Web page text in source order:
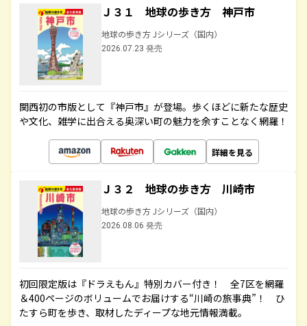
Ｊ３１ 地球の歩き方 神戸市
地球の歩き方 Jシリーズ（国内）
2026.07.23 発売
関西初の市版として『神戸市』が登場。歩くほどに新たな歴史
や文化、雑学に出合える奥深い町の魅力を余すことなく網羅！
詳細を見る
Ｊ３２ 地球の歩き方 川崎市
地球の歩き方 Jシリーズ（国内）
2026.08.06 発売
初回限定版は『ドラえもん』特別カバー付き！ 全7区を網羅
＆400ページのボリュームでお届けする“川崎の旅事典”！ ひ
たすら町を歩き、取材したディープな地元情報満載。